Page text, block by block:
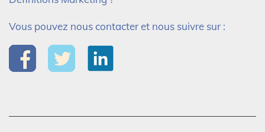
Vous pouvez nous contacter et nous suivre sur :